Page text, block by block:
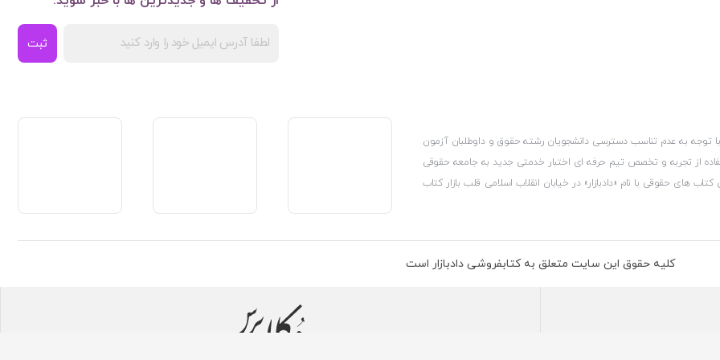
ثبت
توجه به عدم تناسب دسترسی دانشجویان رشته حقوق و داوطلبان آزمون
از تجربه و تخصص تیم حرفه ای اختبار خدمتی جدید به جامعه حقوقی
های حقوقی با نام «دادبازار» در خیابان انقلاب اسلامی قلب بازار کتاب
وزارت صنعت، معدن و تجارت، نشان ملی ثبت رسانه های دیجیتال از
تلفیق آن با شناخت کامل نیازهای جامعه حقوقی کشور راه اندازی کردیم تا
کلیه حقوق این سایت متعلق به کتابفروشی دادبازار است